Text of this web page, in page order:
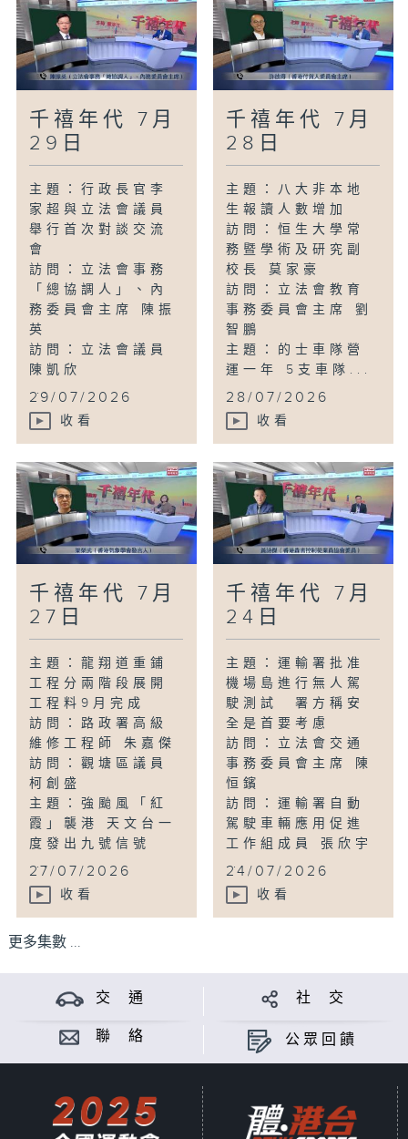
千禧年代 7月
29日
主題：行政長官李
家超與立法會議員
舉行首次對談交流
會
訪問：立法會事務
「總協調人」、內
務委員會主席 陳振
英
訪問：立法會議員
陳凱欣
...
29/07/2026
收看
千禧年代 7月
28日
主題：八大非本地
生報讀人數增加
訪問：恒生大學常
務暨學術及研究副
校長 莫家豪
訪問：立法會教育
事務委員會主席 劉
智鵬
主題：的士車隊營
運一年 5支車隊...
28/07/2026
收看
千禧年代 7月
27日
主題：龍翔道重鋪
工程分兩階段展開
工程料9月完成
訪問：路政署高級
維修工程師 朱嘉傑
訪問：觀塘區議員
柯創盛
主題：強颱風「紅
霞」襲港 天文台一
度發出九號信號
...
27/07/2026
收看
千禧年代 7月
24日
主題：運輸署批准
機場島進行無人駕
駛測試 署方稱安
全是首要考慮
訪問：立法會交通
事務委員會主席 陳
恒鑌
訪問：運輸署自動
駕駛車輛應用促進
工作組成員 張欣宇
...
24/07/2026
收看
更多集數 ...
交 通 社 交
聯 絡 公眾回饋